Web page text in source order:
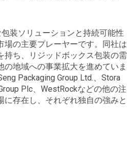
装ソリューションと持続可能性
場の主要プレーヤーです。同社は
持ち、リジッドボックス包装の需
地域への事業拡大を進めていま
Packaging Group Ltd.、Stora
Plc、WestRockなどの他の注
に存在し、それぞれ独自の強みと